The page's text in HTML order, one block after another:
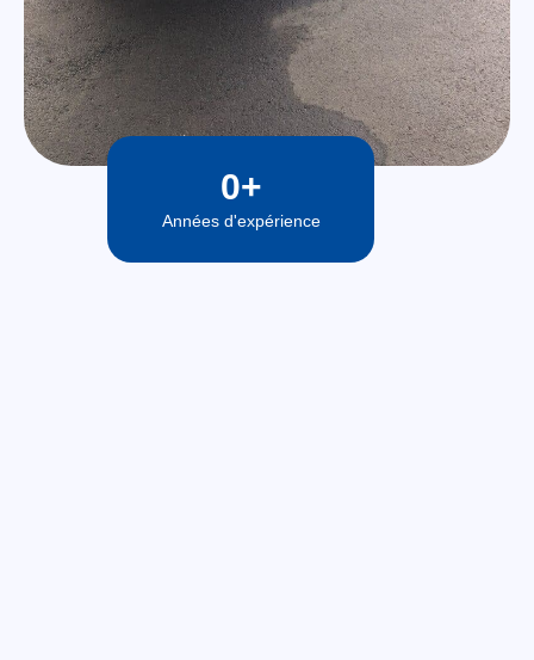
Années d'expérience
0+